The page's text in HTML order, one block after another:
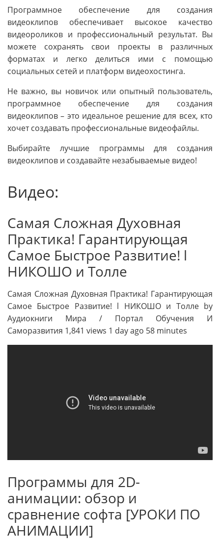
Программное обеспечение для создания
видеоклипов обеспечивает высокое качество
видеороликов и профессиональный результат. Вы
можете сохранять свои проекты в различных
форматах и легко делиться ими с помощью
социальных сетей и платформ видеохостинга.
Не важно, вы новичок или опытный пользователь,
программное обеспечение для создания
видеоклипов – это идеальное решение для всех, кто
хочет создавать профессиональные видеофайлы.
Выбирайте лучшие программы для создания
видеоклипов и создавайте незабываемые видео!
Видео:
Самая Сложная Духовная
Практика! Гарантирующая
Самое Быстрое Развитие! l
НИКОШО и Толле
Самая Сложная Духовная Практика! Гарантирующая
Самое Быстрое Развитие! l НИКОШО и Толле by
Аудиокниги Мира / Портал Обучения И
Саморазвития 1,841 views 1 day ago 58 minutes
Программы для 2D-
анимации: обзор и
сравнение софта [УРОКИ ПО
АНИМАЦИИ]